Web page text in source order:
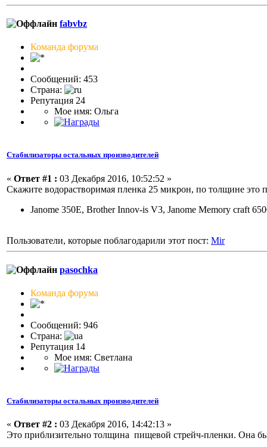
fabvbz
Команда форума
Сообщений: 453
Страна:
Репутация 24
Мое имя: Ольга
Стабилизаторы остальных производителей
« Ответ #1 : 03 Декабря 2016, 10:52:52 »
Скажите водорастворимая пленка 25 микрон, по толщине это
Janome 350E, Brother Innov-is V3, Janome Memory craft
Пользователи, которые поблагодарили этот пост: Mir
pasochka
Команда форума
Сообщений: 946
Страна:
Репутация 14
Мое имя: Светлана
Стабилизаторы остальных производителей
« Ответ #2 : 03 Декабря 2016, 14:42:13 »
Это приблизительно толщина пищевой стрейч-пленки. Она